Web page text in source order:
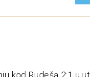
kod Rudeša 2:1 u